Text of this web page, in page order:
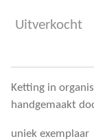
Uitverkocht
Ketting in
handgemaakt
uniek exemplaar